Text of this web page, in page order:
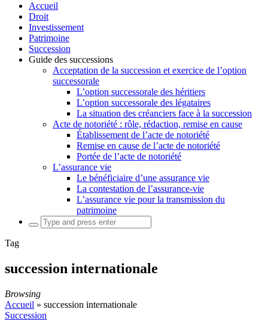
Accueil
Droit
Investissement
Patrimoine
Succession
Guide des successions
Acceptation de la succession et exercice de l’option
successorale
L’option successorale des héritiers
L’option successorale des légataires
La situation des créanciers face à la succession
Acte de notoriété : rôle, rédaction, remise en cause
Établissement de l’acte de notoriété
Remise en cause de l’acte de notoriété
Portée de l’acte de notoriété
L’assurance vie
Le bénéficiaire d’une assurance vie
La contestation de l’assurance-vie
L’assurance vie pour la transmission du
patrimoine
Search
for:
Tag
succession internationale
Browsing
Accueil » succession internationale
Succession